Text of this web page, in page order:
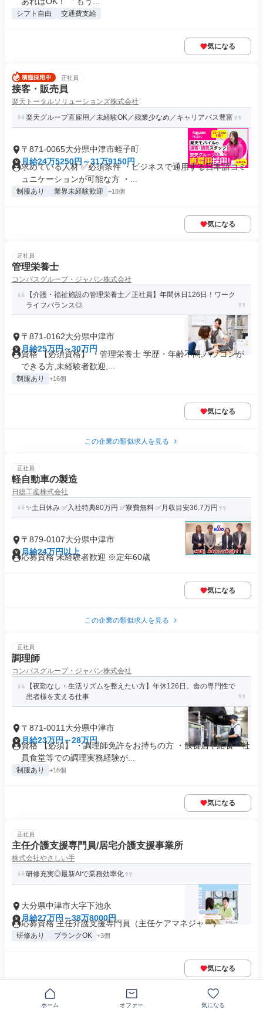
シフト自由 交通費支給
気になる
正社員
接客・販売員
楽天トータルソリューションズ株式会社
楽天グループ直雇用／未経験OK／残業少なめ／キャリアパス豊富
〒871-0065大分県中津市蛭子町
月給24万5250円～31万9150円
求めている人材 ✅必須条件 ・ビジネスで通用する日本語コミ
ュニケーションが可能な方 ・...
制服あり 業界未経験歓迎 +18個
気になる
正社員
管理栄養士
コンパスグループ・ジャパン株式会社
【介護・福祉施設の管理栄養士／正社員】年間休日126日！ワーク
ライフバランス◎
〒871-0162大分県中津市
月給25万円～30万円
資格 【必須資格】 ・管理栄養士 学歴・年齢不問,パソコンが
できる方,未経験者歓迎,...
制服あり +16個
気になる
この企業の類似求人を見る
正社員
軽自動車の製造
日総工産株式会社
✨土日休み ✅入社特典80万円 ✅寮費無料 ✅月収目安36.7万円
〒879-0107大分県中津市
月給24万円以上
応募資格 未経験者歓迎 ※定年60歳
気になる
この企業の類似求人を見る
正社員
調理師
コンパスグループ・ジャパン株式会社
【夜勤なし・生活リズムを整えたい方】年休126日。食の専門性で
患者様を支える仕事
〒871-0011大分県中津市
月給23万円～28万円
資格 【必須】 ・調理師免許をお持ちの方 ・飲食店や給食・社
員食堂等での調理実務経験が...
制服あり +16個
気になる
正社員
主任介護支援専門員/居宅介護支援事業所
株式会社やさしい手
研修充実◎最新AIで業務効率化
大分県中津市大字下池永
月給27万円～38万8000円
応募資格 主任介護支援専門員（主任ケアマネジャー）
研修あり ブランクOK +3個
気になる
この企業の類似求人を見る
ホーム オファー 気になる